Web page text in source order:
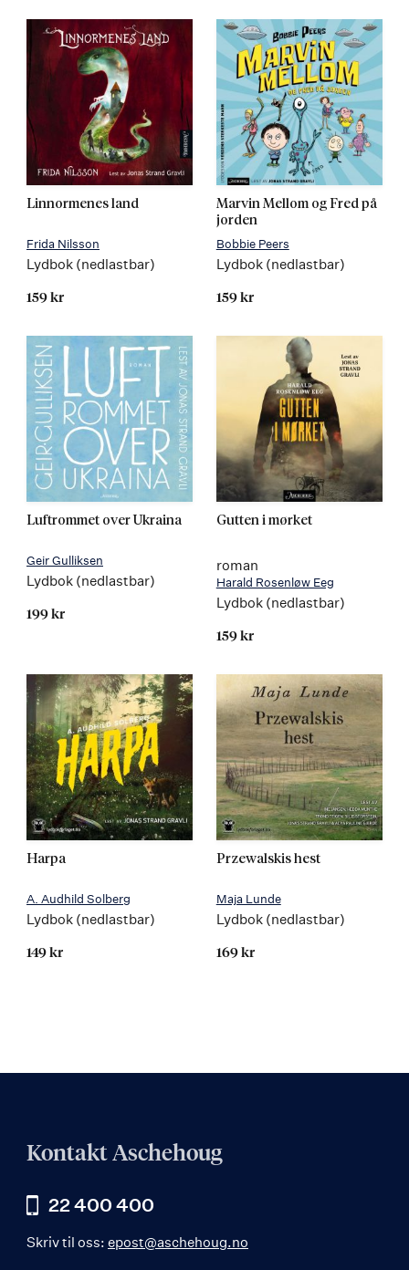
Linnormenes land
Frida Nilsson
Lydbok (nedlastbar)
159 kr
Marvin Mellom og Fred på
jorden
Bobbie Peers
Lydbok (nedlastbar)
159 kr
Luftrommet over Ukraina
Geir Gulliksen
Lydbok (nedlastbar)
199 kr
Gutten i mørket
roman
Harald Rosenløw Eeg
Lydbok (nedlastbar)
159 kr
Harpa
A. Audhild Solberg
Lydbok (nedlastbar)
149 kr
Przewalskis hest
Maja Lunde
Lydbok (nedlastbar)
169 kr
Kontakt Aschehoug
22 400 400
Skriv til oss: epost@aschehoug.no